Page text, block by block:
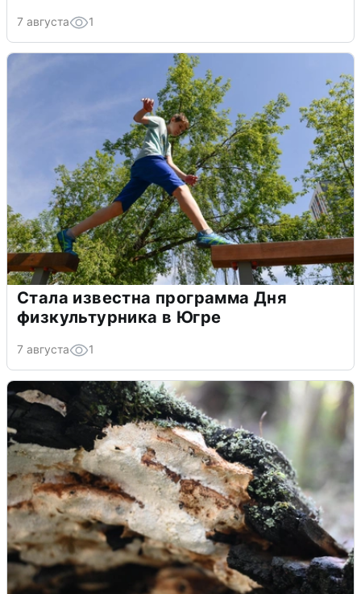
7 августа 1
Стала известна программа Дня
физкультурника в Югре
7 августа 1